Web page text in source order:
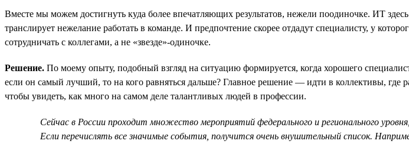
Вместе мы можем достигнуть куда более впечатляющих результатов, нежели поодиночке. ИТ
транслирует нежелание работать в команде. И предпочтение скорее отдадут специалисту, у
сотрудничать с коллегами, а не «звезде»-одиночке.
Решение. По моему опыту, подобный взгляд на ситуацию формируется, когда хорошего
если он самый лучший, то на кого равняться дальше? Главное решение — идти в коллективы,
чтобы увидеть, как много на самом деле талантливых людей в профессии.
Сейчас в России проходит множество мероприятий федерального и регионального
Если перечислять все значимые события, получится очень внушительный список.